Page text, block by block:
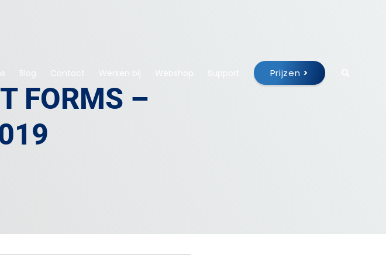
Blog Contact Werken bij Webshop Prijzen >
FORMS –